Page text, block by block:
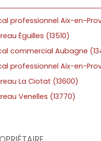
professionnel Aix-en-
Éguilles (13510)
commercial Aubagne
professionnel Aix-en-
La Ciotat (13600)
Venelles (13770)